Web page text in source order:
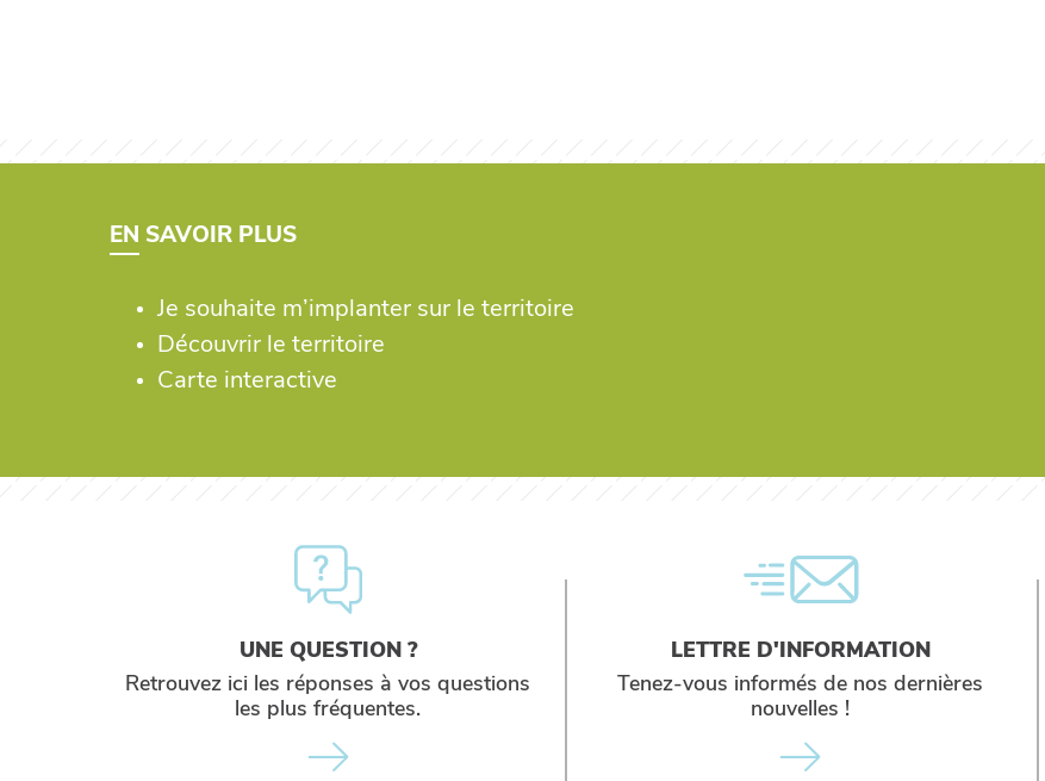
EN SAVOIR PLUS
Je souhaite m’implanter sur le territoire
Découvrir le territoire
Carte interactive
UNE QUESTION ?
Retrouvez ici les réponses à vos questions
les plus fréquentes.
LETTRE D'INFORMATION
Tenez-vous informés de nos dernières
nouvelles !